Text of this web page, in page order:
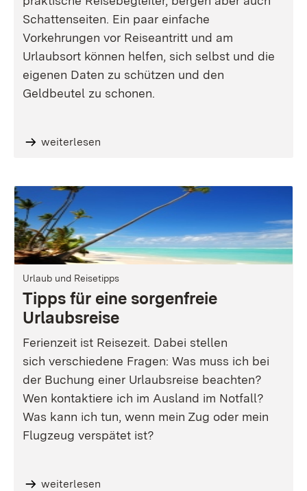
Schattenseiten. Ein paar einfache
Vorkehrungen vor Reiseantritt und am
Urlaubsort können helfen, sich selbst und die
eigenen Daten zu schützen und den
Geldbeutel zu schonen.
weiterlesen
Urlaub und Reisetipps
Tipps für eine sorgenfreie
Urlaubsreise
Ferienzeit ist Reisezeit. Dabei stellen
sich verschiedene Fragen: Was muss ich bei
der Buchung einer Urlaubsreise beachten?
Wen kontaktiere ich im Ausland im Notfall?
Was kann ich tun, wenn mein Zug oder mein
Flugzeug verspätet ist?
weiterlesen